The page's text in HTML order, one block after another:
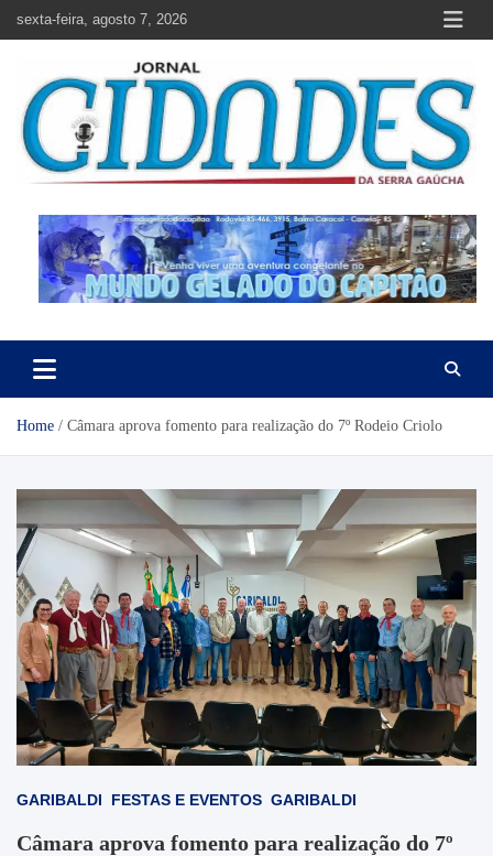
sexta-feira, agosto 7, 2026
Jornal Cidades da Serra Gaúcha
Home Câmara aprova fomento para realização do 7º Rodeio Criolo
GARIBALDI FESTAS E EVENTOS GARIBALDI
Câmara aprova fomento para realização do 7º